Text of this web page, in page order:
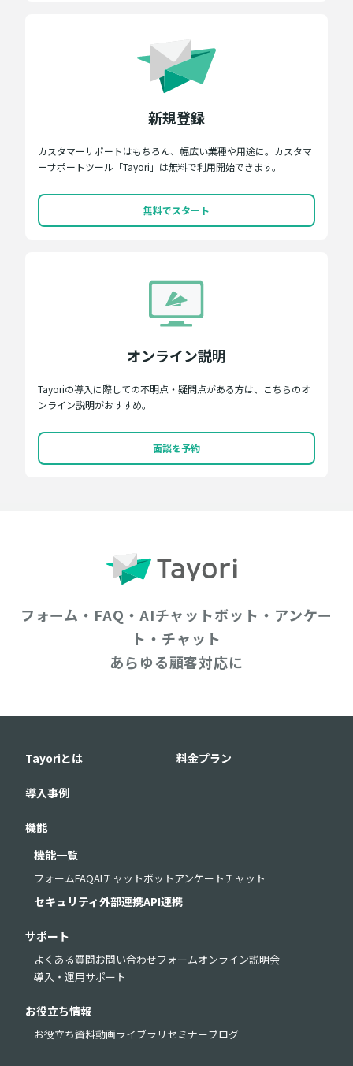
新規登録
カスタマーサポートはもちろん、幅広い業種や用途に。カスタマ
ーサポートツール「Tayori」は無料で利用開始できます。
無料でスタート
オンライン説明
Tayoriの導入に際しての不明点・疑問点がある方は、こちらのオ
ンライン説明がおすすめ。
面談を予約
フォーム・FAQ・AIチャットボット・アンケー
ト・チャット
あらゆる顧客対応に
Tayoriとは 料金プラン
導入事例
機能
機能一覧
フォームFAQAIチャットボットアンケートチャット
セキュリティ外部連携API連携
サポート
よくある質問お問い合わせフォームオンライン説明会
導入・運用サポート
お役立ち情報
お役立ち資料動画ライブラリ セミナーブログ